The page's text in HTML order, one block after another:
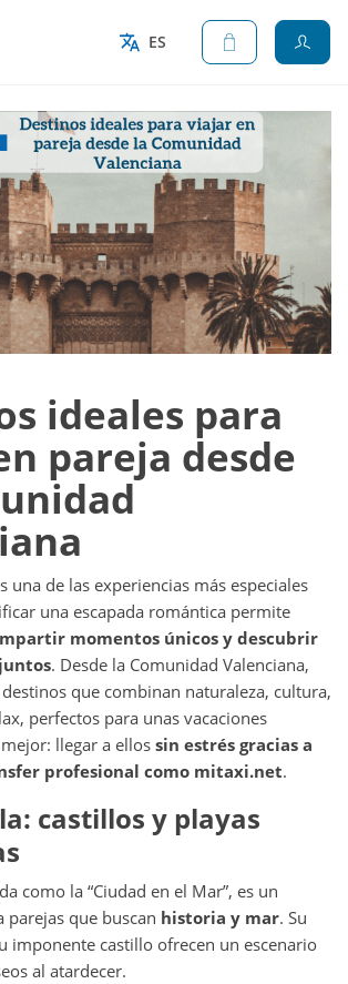
ES
ideales para
pareja desde
una de las experiencias más especiales
una escapada romántica permite
momentos únicos y descubrir
. Desde la Comunidad Valenciana,
que combinan naturaleza, cultura,
perfectos para unas vacaciones
llegar a ellos sin estrés gracias a
profesional como mitaxi.net.
castillos y playas
como la “Ciudad en el Mar”, es un
parejas que buscan historia y mar. Su
imponente castillo ofrecen un escenario
al atardecer.